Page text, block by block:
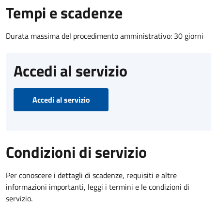
Tempi e scadenze
Durata massima del procedimento amministrativo: 30 giorni
Accedi al servizio
Accedi al servizio
Condizioni di servizio
Per conoscere i dettagli di scadenze, requisiti e altre
informazioni importanti, leggi i termini e le condizioni di
servizio.